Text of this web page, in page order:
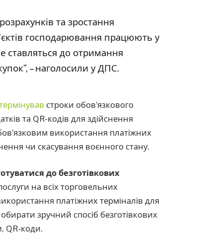
та зростання
господарювання працюють у
ставляться до отримання
– наголосили у ДПС.
строки обов’язкового
та QR-кодів для здійснення
використання платіжних
чи скасування воєнного стану.
до безготівкових
на всіх торговельних
платіжних терміналів для
зручний спосіб безготівкових
QR-коди.